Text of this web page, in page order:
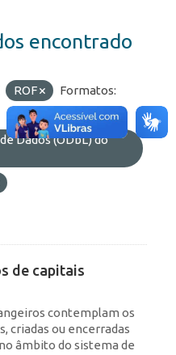
encontrado
ROF
Formatos:
Dados (ODbL) do
de capitais
contemplam os
criadas ou encerradas
âmbito do sistema de